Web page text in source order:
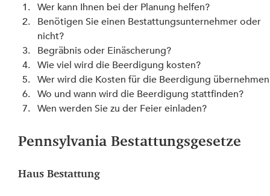
Wer kann Ihnen bei der Planung helfen?
Benötigen Sie einen Bestattungsunternehmer oder
nicht?
Begräbnis oder Einäscherung?
Wie viel wird die Beerdigung kosten?
Wer wird die Kosten für die Beerdigung
Wo und wann wird die Beerdigung stattfinden?
Wen werden Sie zu der Feier einladen?
Pennsylvania Bestattungsgesetze
Haus Bestattung